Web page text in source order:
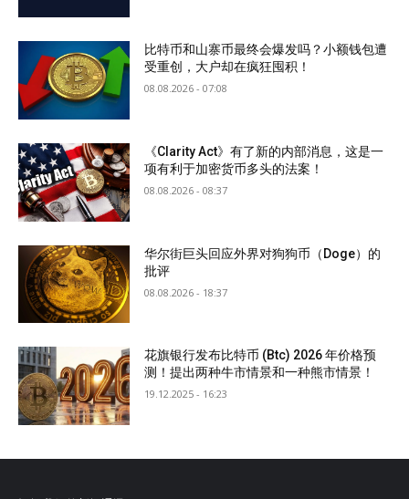
比特币和山寨币最终会爆发吗？小额钱包遭
受重创，大户却在疯狂囤积！
08.08.2026 - 07:08
《Clarity Act》有了新的内部消息，这是一
项有利于加密货币多头的法案！
08.08.2026 - 08:37
华尔街巨头回应外界对狗狗币（Doge）的
批评
08.08.2026 - 18:37
花旗银行发布比特币 (Btc) 2026 年价格预
测！提出两种牛市情景和一种熊市情景！
19.12.2025 - 16:23